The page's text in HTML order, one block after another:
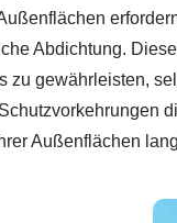
Abdichtung.
zu gewährleisten,
Außenflächen